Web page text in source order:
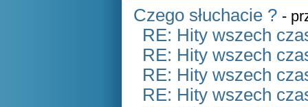
Czego słuchacie ? -
RE: Hity wszech
RE: Hity wszech
RE: Hity wszech
RE: Hity wszech